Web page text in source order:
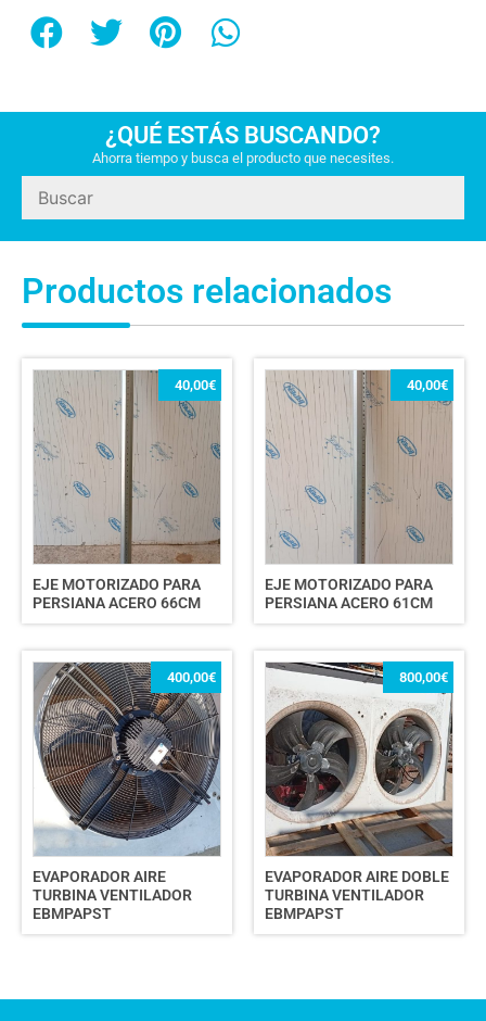
¿QUÉ ESTÁS BUSCANDO?
Ahorra tiempo y busca el producto que necesites.
Productos relacionados
EJE MOTORIZADO PARA
PERSIANA ACERO 66CM
40,00€
EJE MOTORIZADO PARA
PERSIANA ACERO 61CM
40,00€
EVAPORADOR AIRE
TURBINA VENTILADOR
EBMPAPST
400,00€
EVAPORADOR AIRE DOBLE
TURBINA VENTILADOR
EBMPAPST
800,00€